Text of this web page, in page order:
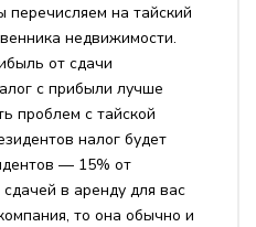
на тайский
недвижимости.
от сдачи
с прибыли лучше
проблем с тайской
налог будет
— 15% от
в аренду для вас
то она обычно и